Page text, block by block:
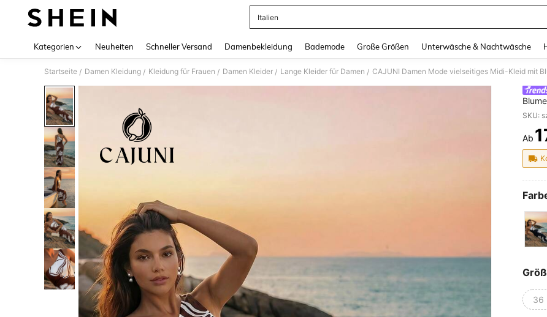
Italien
Kategorien Neuheiten Schneller Versand Damenbekleidung Bademode Große Größen Unterwäsche & Nachtwäsche
Startseite / Damen Kleidung / Kleidung für Frauen / Damen Kleider / Lange Kleider für Damen / CAJUNI Damen Mode vielseitiges Midi-Kleid mit
Ab
36